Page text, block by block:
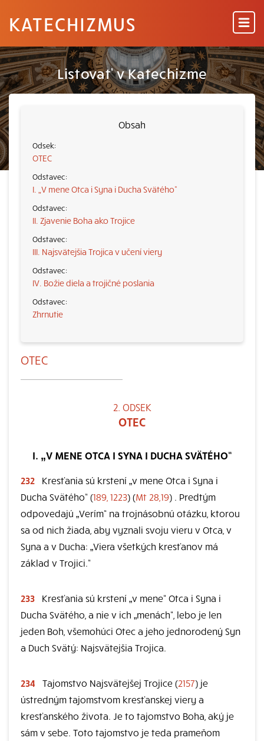
KATECHIZMUS
Listovať v Katechizme
Obsah
OTEC
I. „V mene Otca i Syna i Ducha Svätého“
II. Zjavenie Boha ako Trojice
III. Najsvätejšia Trojica v učení viery
IV. Božie diela a trojičné poslania
Zhrnutie
OTEC
2. ODSEK
OTEC
I. „V MENE OTCA I SYNA I DUCHA SVÄTÉHO“
232
Kresťania sú krstení „v mene Otca i Syna i
Ducha Svätého“ (189, 1223) (Mt 28,19) . Predtým
odpovedajú „Verím“ na trojnásobnú otázku, ktorou
sa od nich žiada, aby vyznali svoju vieru v Otca, v
Syna a v Ducha: „Viera všetkých kresťanov má
základ v Trojici.“
233
Kresťania sú krstení „v mene“ Otca i Syna i
Ducha Svätého, a nie v ich „menách“, lebo je len
jeden Boh, všemohúci Otec a jeho jednorodený Syn
a Duch Svätý: Najsvätejšia Trojica.
234 Tajomstvo Najsvätejšej Trojice (2157) je
ústredným tajomstvom kresťanskej viery a
kresťanského života. Je to tajomstvo Boha, aký je
sám v sebe. Toto tajomstvo je teda prameňom